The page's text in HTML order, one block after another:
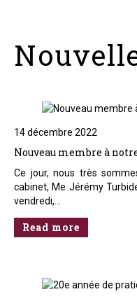
14 décembre 2022
Nouveau membre à
Ce jour, nous très
cabinet, Me Jérémy
vendredi,…
Read more